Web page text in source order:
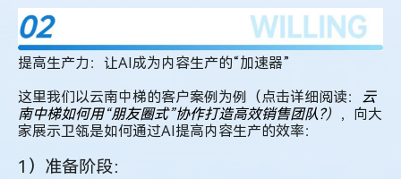
提高生产力：让AI成为内容生产的“加速器”
这里我们以云南中梯的客户案例为例（点击详细阅读： 云
南中梯如何用“朋友圈式”协作打造高效销售团队?） ，向大
家展示卫瓴是如何通过AI提高内容生产的效率：
1）准备阶段：